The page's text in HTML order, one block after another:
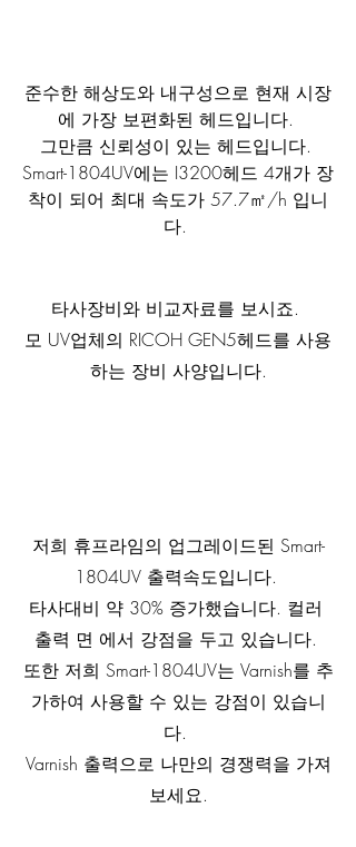
준수한 해상도와 내구성으로 현재 시장
에 가장 보편화된 헤드입니다.
그만큼 신뢰성이 있는 헤드입니다.
Smart-1804UV에는 I3200헤드 4개가 장
착이 되어 최대 속도가 57.7㎡/h 입니
다.
타사장비와 비교자료를 보시죠.
모 UV업체의 RICOH GEN5헤드를 사용
하는 장비 사양입니다.
저희 휴프라임의 업그레이드된 Smart-
1804UV 출력속도입니다.
타사대비 약 30% 증가했습니다. 컬러
출력 면 에서 강점을 두고 있습니다.
또한 저희 Smart-1804UV는 Varnish를 추
가하여 사용할 수 있는 강점이 있습니
다.
Varnish 출력으로 나만의 경쟁력을 가져
보세요.